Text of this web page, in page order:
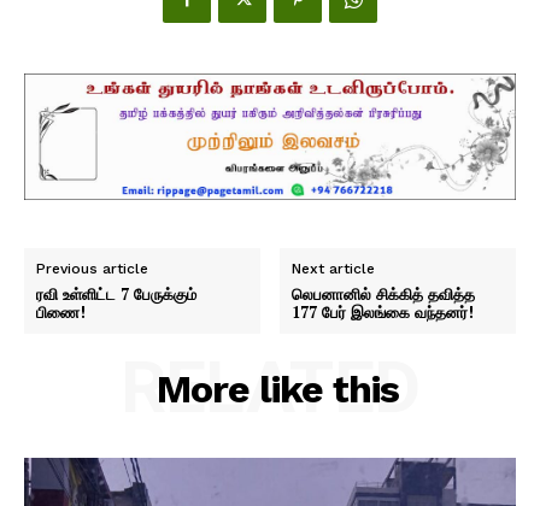
Previous article
ரவி உள்ளிட்ட 7 பேருக்கும்
பிணை!
Next article
லெபனானில் சிக்கித் தவித்த
177 பேர் இலங்கை வந்தனர்!
More like this
RELATED